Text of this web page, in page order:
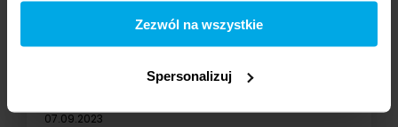
Zezwól na wszystkie
Spersonalizuj
07.09.2023